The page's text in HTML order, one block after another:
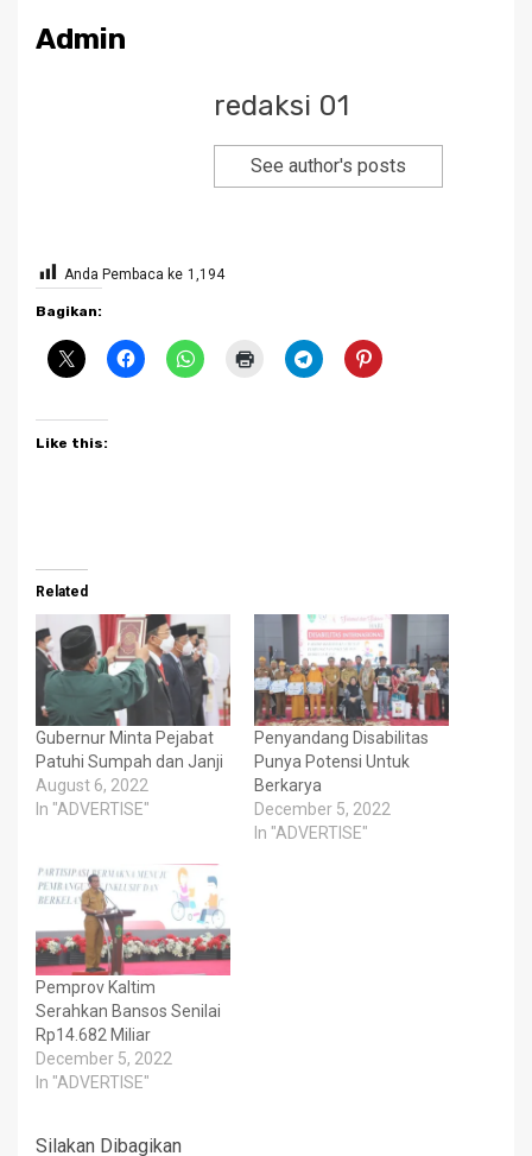
Admin
redaksi 01
See author's posts
Anda Pembaca ke 1,194
Bagikan:
Like this:
Related
Gubernur Minta Pejabat
Patuhi Sumpah dan Janji
August 6, 2022
In "ADVERTISE"
Penyandang Disabilitas
Punya Potensi Untuk
Berkarya
December 5, 2022
In "ADVERTISE"
Pemprov Kaltim
Serahkan Bansos Senilai
Rp14.682 Miliar
December 5, 2022
In "ADVERTISE"
Silakan Dibagikan